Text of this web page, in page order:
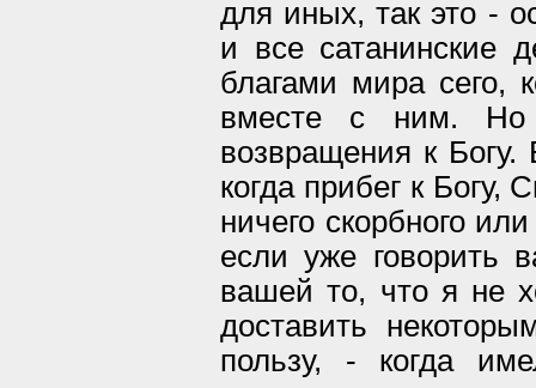
для иных, так это -
и все сатанинские
благами мира сего,
вместе с ним. Но
возвращения к Богу.
когда прибег к Богу,
ничего скорбного
если уже говорить
вашей то, что я не
доставить
пользу, - когда